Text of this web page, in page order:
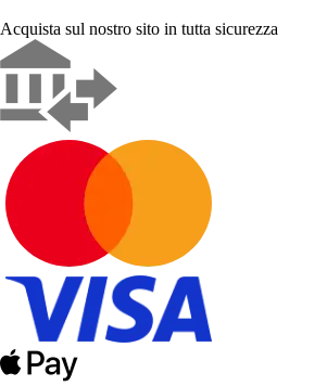
Acquista sul nostro sito in tutta sicurezza